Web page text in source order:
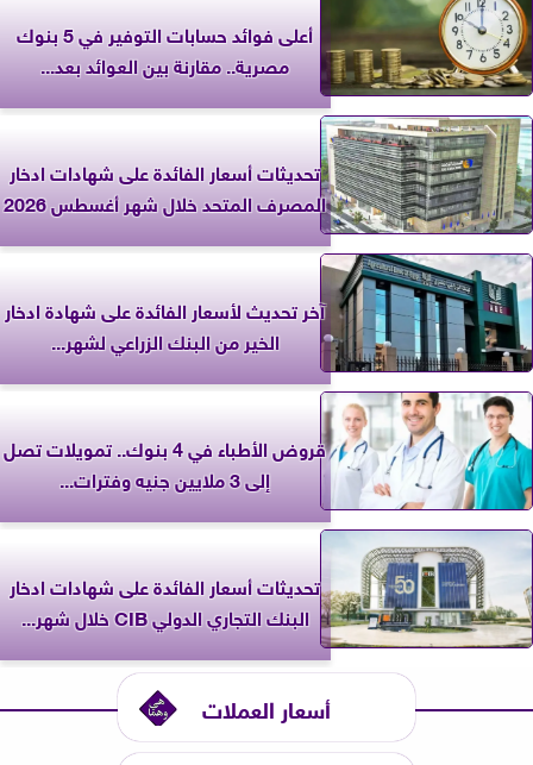
أعلى فوائد حسابات التوفير في 5 بنوك
مصرية.. مقارنة بين العوائد بعد...
تحديثات أسعار الفائدة على شهادات ادخار
المصرف المتحد خلال شهر أغسطس 2026
آخر تحديث لأسعار الفائدة على شهادة ادخار
الخير من البنك الزراعي لشهر...
قروض الأطباء في 4 بنوك.. تمويلات تصل
إلى 3 ملايين جنيه وفترات...
تحديثات أسعار الفائدة على شهادات ادخار
البنك التجاري الدولي CIB خلال شهر...
أسعار العملات